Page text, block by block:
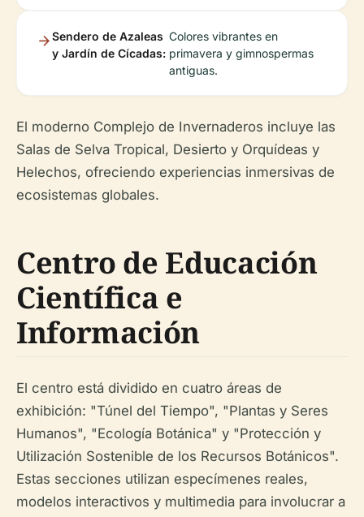
Sendero de Azaleas
y Jardín de Cícadas:
Colores vibrantes en
primavera y gimnospermas
antiguas.
El moderno Complejo de Invernaderos incluye las
Salas de Selva Tropical, Desierto y Orquídeas y
Helechos, ofreciendo experiencias inmersivas de
ecosistemas globales.
Centro de Educación
Científica e
Información
El centro está dividido en cuatro áreas de
exhibición: "Túnel del Tiempo", "Plantas y Seres
Humanos", "Ecología Botánica" y "Protección y
Utilización Sostenible de los Recursos Botánicos".
Estas secciones utilizan especímenes reales,
modelos interactivos y multimedia para involucrar a